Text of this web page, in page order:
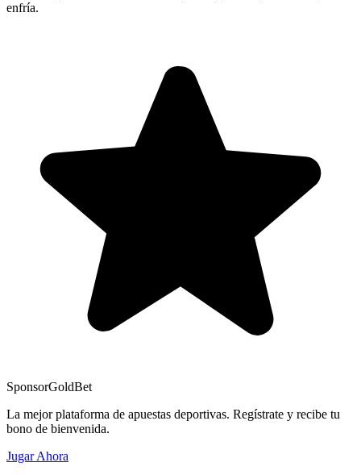
enfría.
SponsorGoldBet
La mejor plataforma de apuestas deportivas. Regístrate y recibe tu
bono de bienvenida.
Jugar Ahora